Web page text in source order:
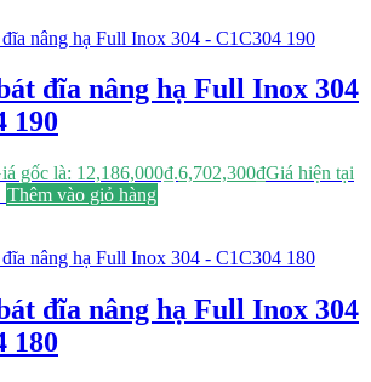
đĩa nâng hạ Full Inox 304
190
gốc là: 12,186,000₫.6,702,300₫Giá hiện tại
Thêm vào giỏ hàng
đĩa nâng hạ Full Inox 304
180